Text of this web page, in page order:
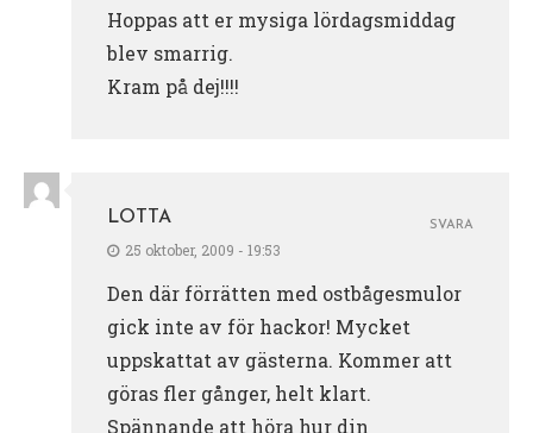
Hoppas att er mysiga lördagsmiddag
blev smarrig.
Kram på dej!!!!
LOTTA
25 oktober, 2009 - 19:53
Den där förrätten med ostbågesmulor
gick inte av för hackor! Mycket
uppskattat av gästerna. Kommer att
göras fler gånger, helt klart.
Spännande att höra hur din
SVARA